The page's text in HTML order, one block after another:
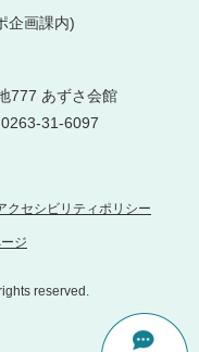
企画課内)
777 あずさ会館
31-6097
クセシビリティポリシー
ジ
reserved.